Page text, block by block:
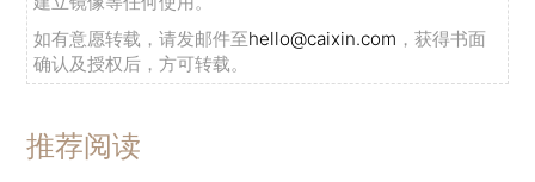
如有意愿转载，请发邮件至hello@caixin.com ，获得书面
确认及授权后，方可转载。
推荐阅读